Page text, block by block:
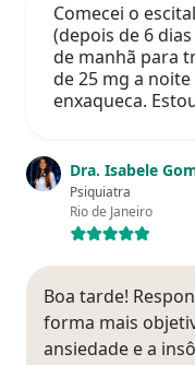
Comecei o
(depois de 6
de manhã para
de 25 mg a
enxaqueca.
Dra. Isabele
Psiquiatra
Rio de Janeiro
Boa tarde!
forma mais
ansiedade e a